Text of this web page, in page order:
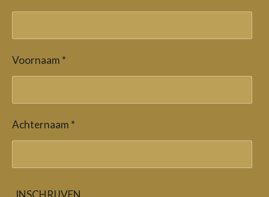
Voornaam *
Achternaam *